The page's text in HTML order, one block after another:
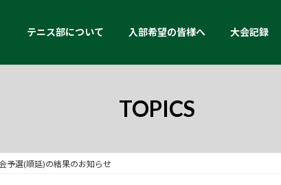
テニス部について 入部希望の皆様へ 大会記録
TOPICS
予選(順延)の結果のお知らせ